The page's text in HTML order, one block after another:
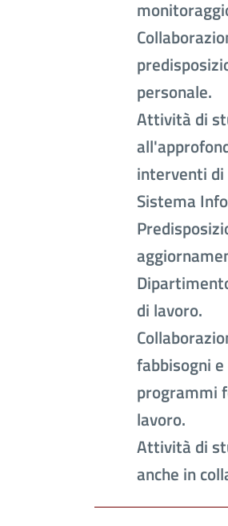
personale.
Attività di
interventi di
Sistema
di lavoro.
fabbisogni
programmi
lavoro.
Attività di
anche in